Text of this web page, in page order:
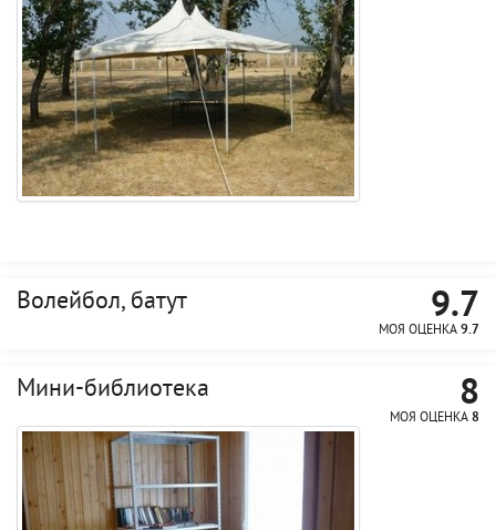
Волейбол, батут 9.7
МОЯ ОЦЕНКА 9.7
Мини-библиотека 8
МОЯ ОЦЕНКА 8